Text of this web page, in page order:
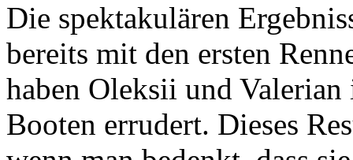
Die spektakulären
bereits mit den ersten
haben Oleksii und
Booten errudert. Dieses